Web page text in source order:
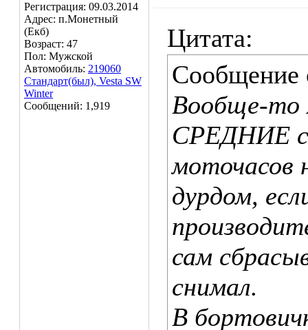
Регистрация: 09.03.2014
Адрес: п.Монетный
(Екб)
Возраст: 47
Пол: Мужской
Автомобиль: 219060
Стандарт(был), Vesta SW
Winter
Сообщений: 1,919
Цитата:
Сообщение
Вообще-то
СРЕДНИЕ
моточасов
дурдом,
сам
снимал.
В